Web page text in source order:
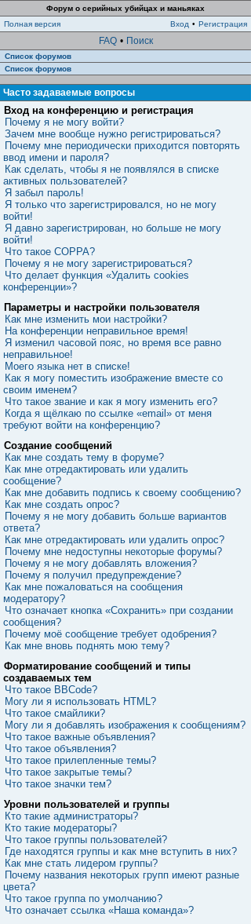
Форум о серийных убийцах и маньяках
Полная версия
Вход • Регистрация
FAQ • Поиск
Список форумов
Список форумов
Часто задаваемые вопросы
Вход на конференцию и регистрация
Почему я не могу войти?
Зачем мне вообще нужно регистрироваться?
Почему мне периодически приходится повторять
ввод имени и пароля?
Как сделать, чтобы я не появлялся в списке
активных пользователей?
Я забыл пароль!
Я только что зарегистрировался, но не могу
войти!
Я давно зарегистрирован, но больше не могу
войти!
Что такое COPPA?
Почему я не могу зарегистрироваться?
Что делает функция «Удалить cookies
конференции»?
Параметры и настройки пользователя
Как мне изменить мои настройки?
На конференции неправильное время!
Я изменил часовой пояс, но время все равно
неправильное!
Моего языка нет в списке!
Как я могу поместить изображение вместе со
своим именем?
Что такое звание и как я могу изменить его?
Когда я щёлкаю по ссылке «email» от меня
требуют войти на конференцию?
Создание сообщений
Как мне создать тему в форуме?
Как мне отредактировать или удалить
сообщение?
Как мне добавить подпись к своему сообщению?
Как мне создать опрос?
Почему я не могу добавить больше вариантов
ответа?
Как мне отредактировать или удалить опрос?
Почему мне недоступны некоторые форумы?
Почему я не могу добавлять вложения?
Почему я получил предупреждение?
Как мне пожаловаться на сообщения
модератору?
Что означает кнопка «Сохранить» при создании
сообщения?
Почему моё сообщение требует одобрения?
Как мне вновь поднять мою тему?
Форматирование сообщений и типы
создаваемых тем
Что такое BBCode?
Могу ли я использовать HTML?
Что такое смайлики?
Могу ли я добавлять изображения к сообщениям?
Что такое важные объявления?
Что такое объявления?
Что такое прилепленные темы?
Что такое закрытые темы?
Что такое значки тем?
Уровни пользователей и группы
Кто такие администраторы?
Кто такие модераторы?
Что такое группы пользователей?
Где находятся группы и как мне вступить в них?
Как мне стать лидером группы?
Почему названия некоторых групп имеют разные
цвета?
Что такое группа по умолчанию?
Что означает ссылка «Наша команда»?